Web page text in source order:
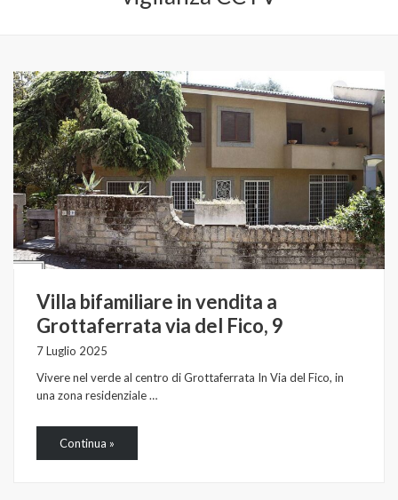
Villa bifamiliare in vendita a
Grottaferrata via del Fico, 9
7 Luglio 2025
Vivere nel verde al centro di Grottaferrata In Via del Fico, in
una zona residenziale …
Continua »